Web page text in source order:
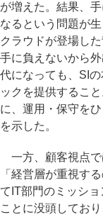
が増えた。結果、手
なるという問題が生
クラウドが登場した
手に負えないから
代になっても、SI
ックを提供するこ
に、運用・保守を
を示した。
一方、顧客視点で
「経営層が重視す
てIT部門のミッシ
ことに没頭してお